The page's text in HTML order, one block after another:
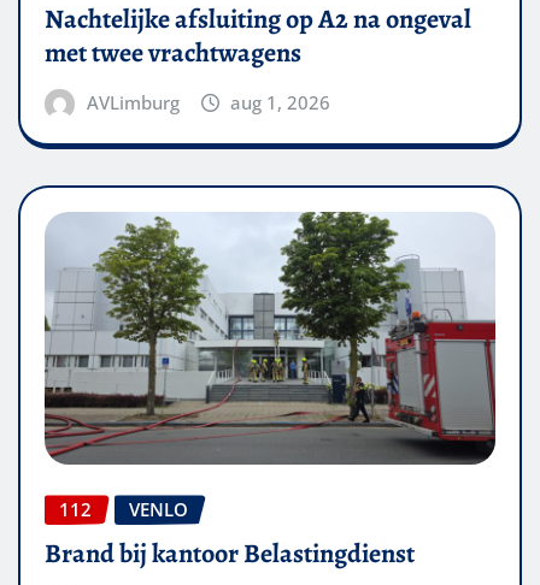
Nachtelijke afsluiting op A2 na ongeval
met twee vrachtwagens
AVLimburg aug 1, 2026
112 VENLO
Brand bij kantoor Belastingdienst